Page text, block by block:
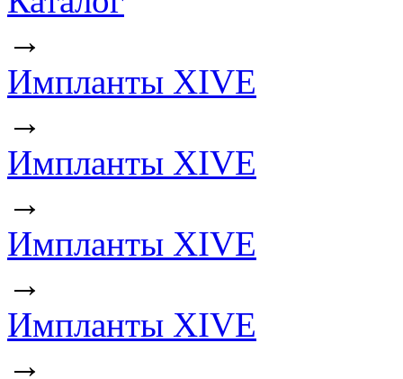
→
Импланты XIVE
→
Импланты XIVE
→
Импланты XIVE
→
Импланты XIVE
→